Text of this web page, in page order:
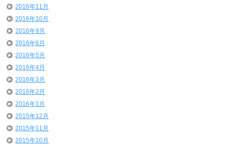
2016年11月
2016年10月
2016年9月
2016年6月
2016年5月
2016年4月
2016年3月
2016年2月
2016年1月
2015年12月
2015年11月
2015年10月